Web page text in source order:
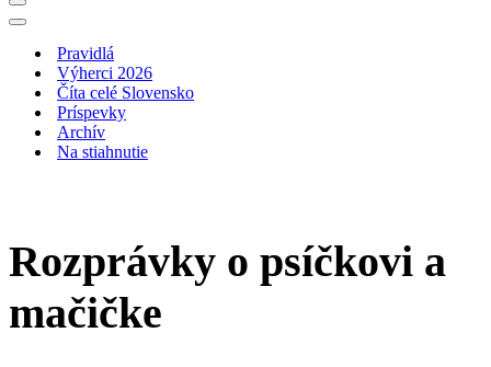
Menu
navigácie
Menu
navigáciePravidlá
Výherci 2026
Číta celé Slovensko
Príspevky
Archív
Na stiahnutie
Rozprávky o psíčkovi a
mačičke